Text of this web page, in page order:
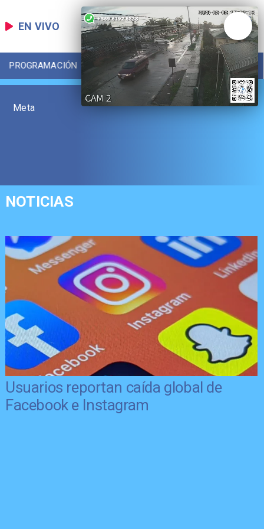
EN VIVO
PROGRAMACIÓN LOCAL DEPORTES
Meta
NOTICIAS
Usuarios reportan caída global de
Facebook e Instagram